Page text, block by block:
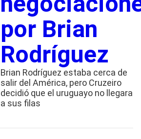
por Brian
Rodríguez
Brian Rodríguez estaba cerca de
salir del América, pero Cruzeiro
decidió que el uruguayo no llegara
a sus filas